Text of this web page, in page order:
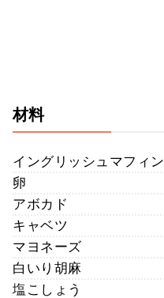
材料
イングリッシュマフィン
卵
アボカド
キャベツ
マヨネーズ
白いり胡麻
塩こしょう